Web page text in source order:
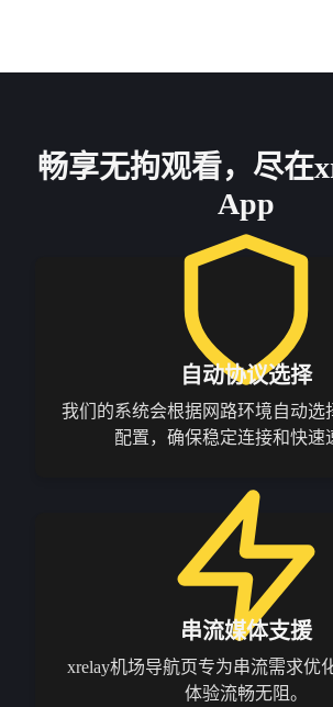
畅享无拘观看，尽在
App
自动协议选择
我们的系统会根据网路环境自动选
配置，确保稳定连接和快速
串流媒体支援
xrelay机场导航页专为串流需求优
体验流畅无阻。